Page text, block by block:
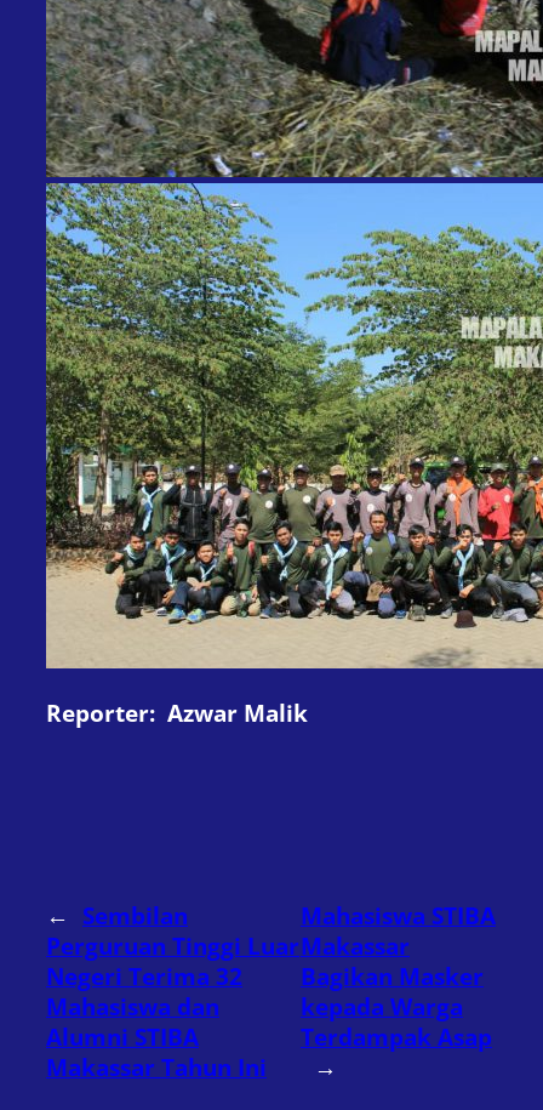
Reporter: Azwar Malik
← Sembilan
Perguruan Tinggi Luar
Negeri Terima 32
Mahasiswa dan
Alumni STIBA
Makassar Tahun Ini
Mahasiswa STIBA
Makassar
Bagikan Masker
kepada Warga
Terdampak Asap
→